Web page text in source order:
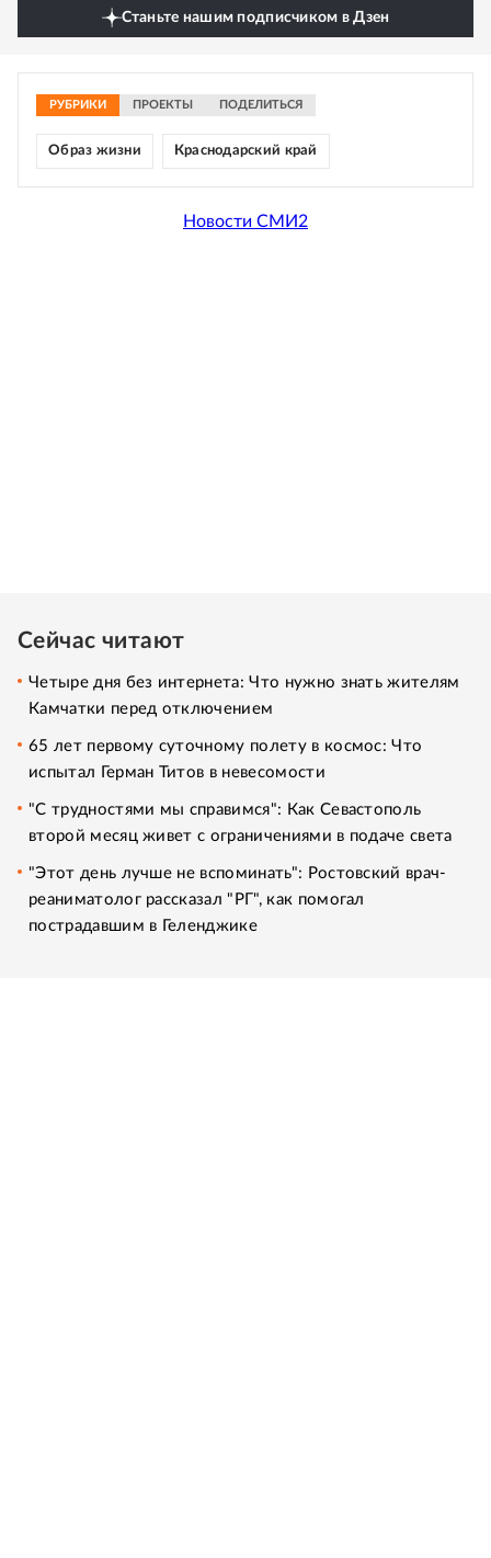
Станьте нашим подписчиком в Дзен
РУБРИКИ ПРОЕКТЫ ПОДЕЛИТЬСЯ
Образ жизни Краснодарский край
Новости СМИ2
Сейчас читают
Четыре дня без интернета: Что нужно знать жителям
Камчатки перед отключением
65 лет первому суточному полету в космос: Что
испытал Герман Титов в невесомости
"С трудностями мы справимся": Как Севастополь
второй месяц живет с ограничениями в подаче света
"Этот день лучше не вспоминать": Ростовский врач-
реаниматолог рассказал "РГ", как помогал
пострадавшим в Геленджике